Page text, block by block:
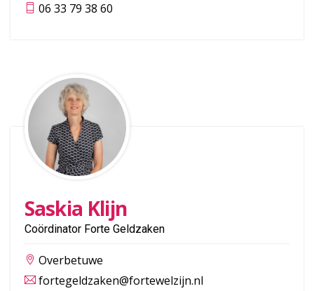
06 33 79 38 60
Saskia Klijn
Coördinator Forte Geldzaken
Overbetuwe
fortegeldzaken@fortewelzijn.nl